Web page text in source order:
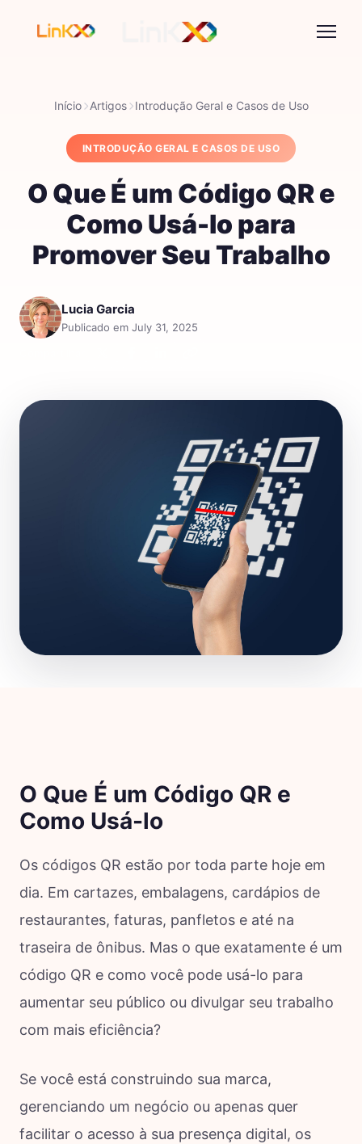
Início Artigos Introdução Geral e Casos de Uso
INTRODUÇÃO GERAL E CASOS DE USO
O Que É um Código QR e
Como Usá-lo para
Promover Seu Trabalho
Lucia Garcia
Publicado em July 31, 2025
O Que É um Código QR e
Como Usá-lo
Os códigos QR estão por toda parte hoje em
dia. Em cartazes, embalagens, cardápios de
restaurantes, faturas, panfletos e até na
traseira de ônibus. Mas o que exatamente é um
código QR e como você pode usá-lo para
aumentar seu público ou divulgar seu trabalho
com mais eficiência?
Se você está construindo sua marca,
gerenciando um negócio ou apenas quer
facilitar o acesso à sua presença digital, os